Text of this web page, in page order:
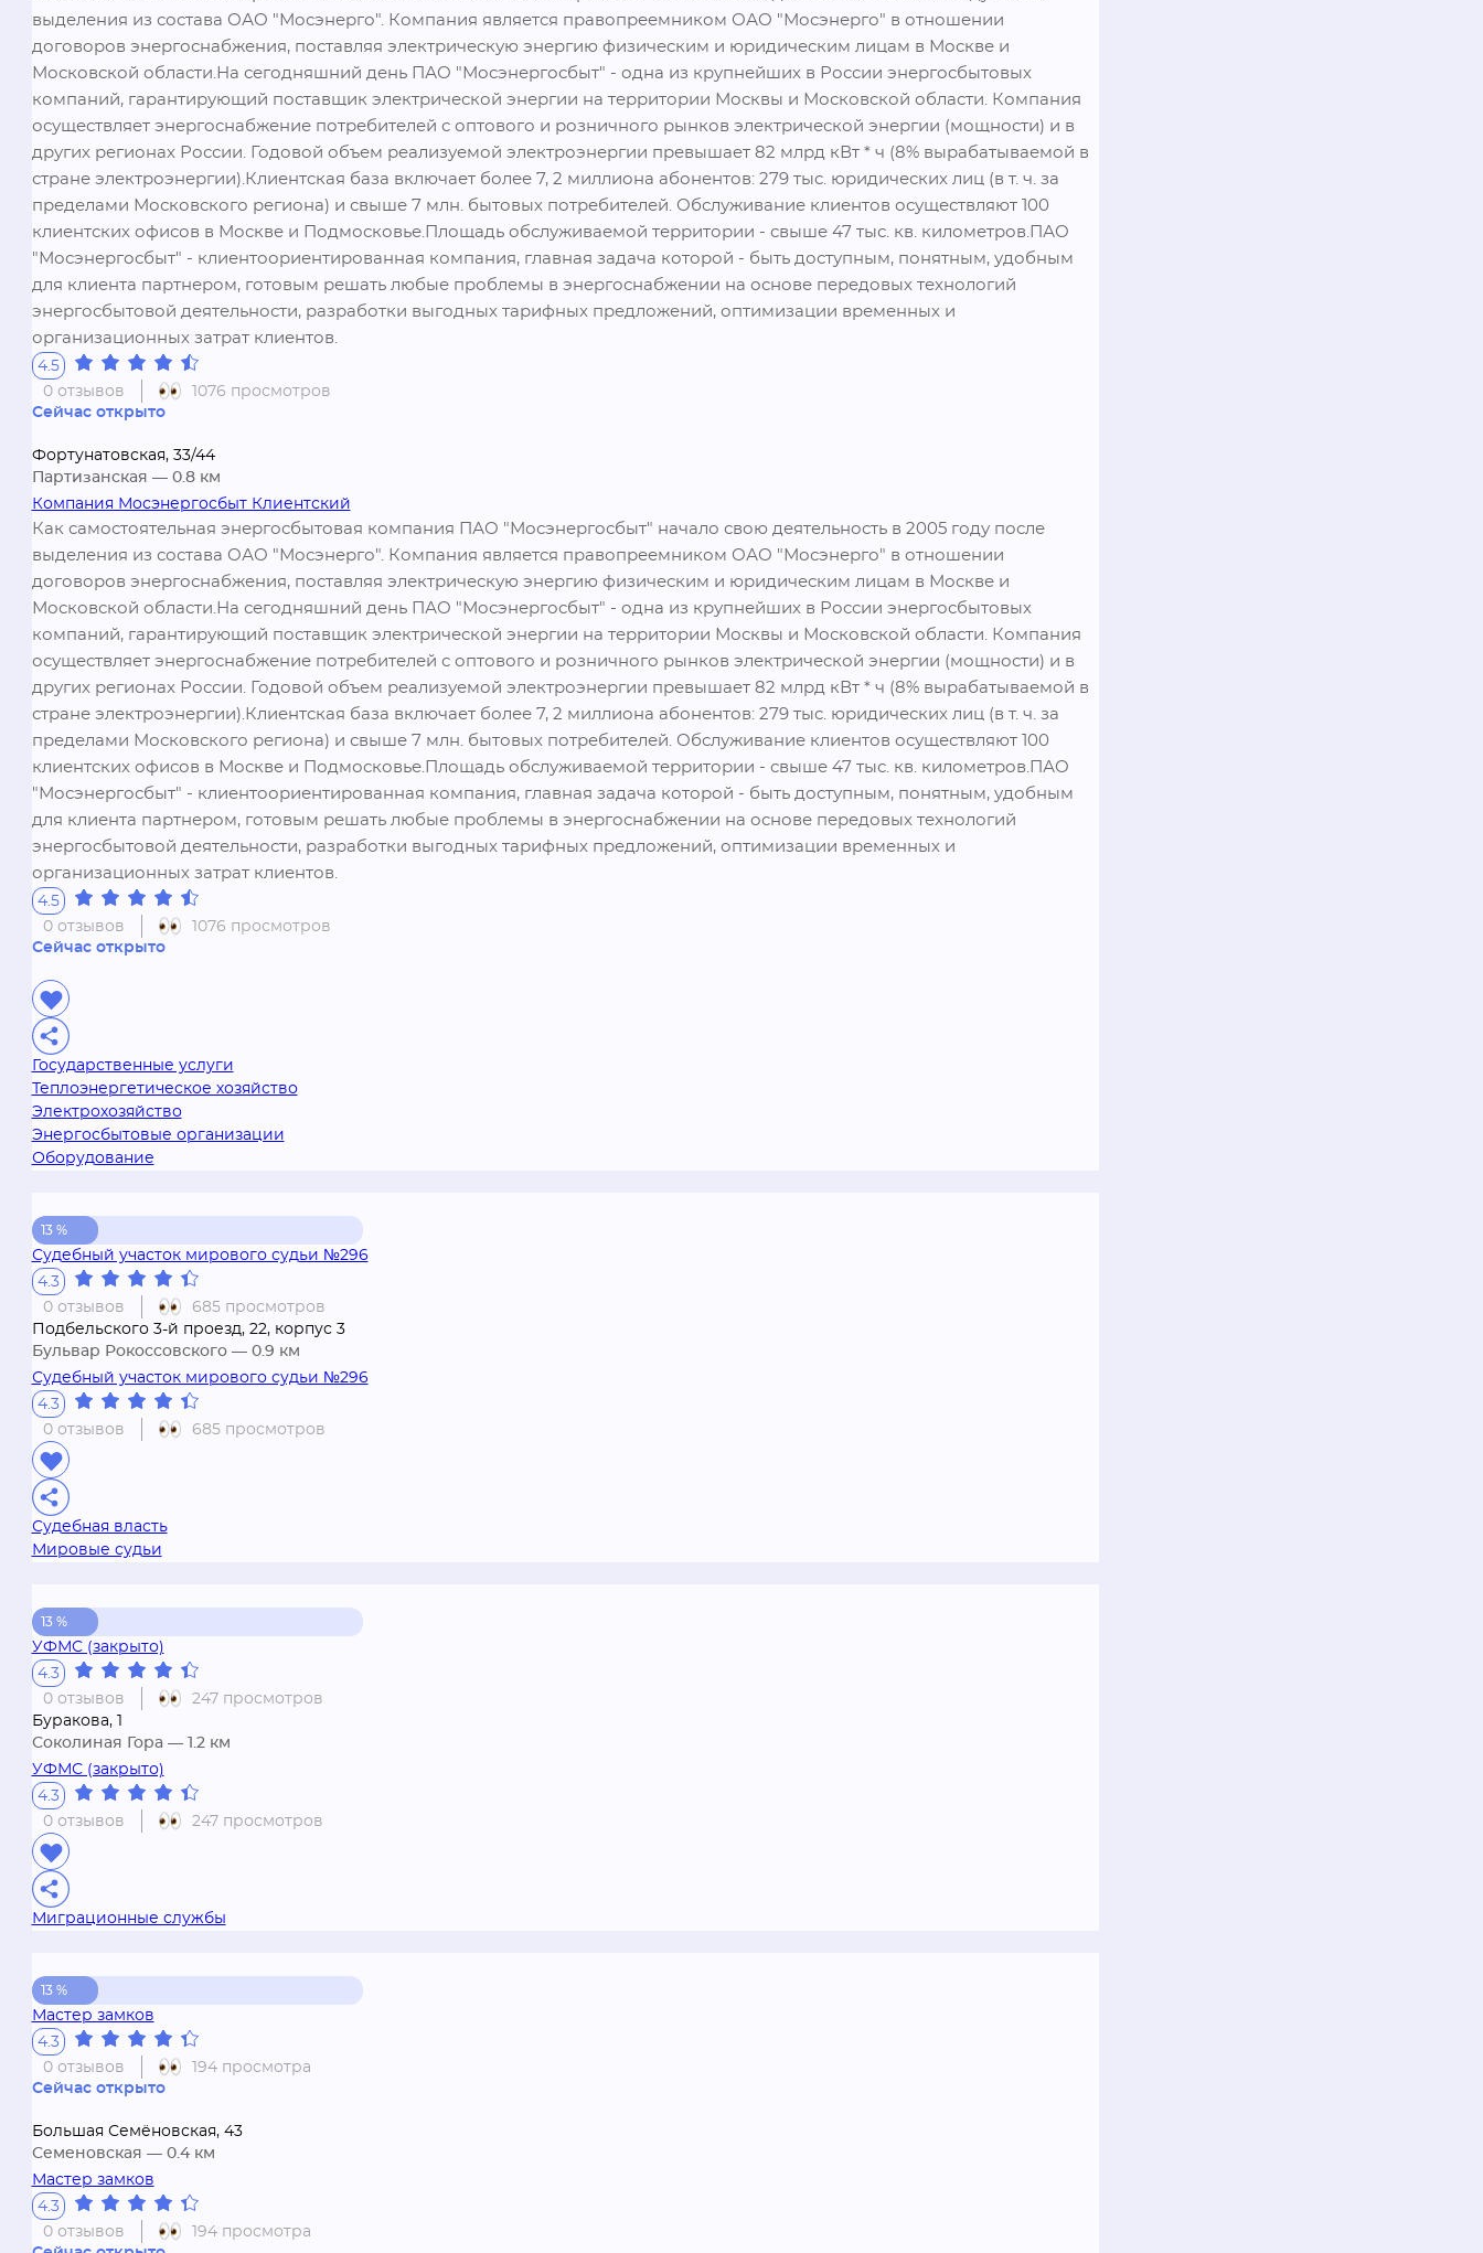
выделения из состава ОАО "Мосэнерго". Компания является правопреемником ОАО "Мосэнерго" в отношении
договоров энергоснабжения, поставляя электрическую энергию физическим и юридическим лицам в Москве и
Московской области.На сегодняшний день ПАО "Мосэнергосбыт" - одна из крупнейших в России энергосбытовых
компаний, гарантирующий поставщик электрической энергии на территории Москвы и Московской области. Компания
осуществляет энергоснабжение потребителей с оптового и розничного рынков электрической энергии (мощности) и в
других регионах России. Годовой объем реализуемой электроэнергии превышает 82 млрд кВт * ч (8% вырабатываемой в
стране электроэнергии).Клиентская база включает более 7, 2 миллиона абонентов: 279 тыс. юридических лиц (в т. ч. за
пределами Московского региона) и свыше 7 млн. бытовых потребителей. Обслуживание клиентов осуществляют 100
клиентских офисов в Москве и Подмосковье.Площадь обслуживаемой территории - свыше 47 тыс. кв. километров.ПАО
"Мосэнергосбыт" - клиентоориентированная компания, главная задача которой - быть доступным, понятным, удобным
для клиента партнером, готовым решать любые проблемы в энергоснабжении на основе передовых технологий
энергосбытовой деятельности, разработки выгодных тарифных предложений, оптимизации временных и
организационных затрат клиентов.
4.5
0 отзывов
1076 просмотров
Сейчас открыто
Фортунатовская, 33/44
Партизанская — 0.8 км
Компания Мосэнергосбыт Клиентский
Как самостоятельная энергосбытовая компания ПАО "Мосэнергосбыт" начало свою деятельность в 2005 году после
выделения из состава ОАО "Мосэнерго". Компания является правопреемником ОАО "Мосэнерго" в отношении
договоров энергоснабжения, поставляя электрическую энергию физическим и юридическим лицам в Москве и
Московской области.На сегодняшний день ПАО "Мосэнергосбыт" - одна из крупнейших в России энергосбытовых
компаний, гарантирующий поставщик электрической энергии на территории Москвы и Московской области. Компания
осуществляет энергоснабжение потребителей с оптового и розничного рынков электрической энергии (мощности) и в
других регионах России. Годовой объем реализуемой электроэнергии превышает 82 млрд кВт * ч (8% вырабатываемой в
стране электроэнергии).Клиентская база включает более 7, 2 миллиона абонентов: 279 тыс. юридических лиц (в т. ч. за
пределами Московского региона) и свыше 7 млн. бытовых потребителей. Обслуживание клиентов осуществляют 100
клиентских офисов в Москве и Подмосковье.Площадь обслуживаемой территории - свыше 47 тыс. кв. километров.ПАО
"Мосэнергосбыт" - клиентоориентированная компания, главная задача которой - быть доступным, понятным, удобным
для клиента партнером, готовым решать любые проблемы в энергоснабжении на основе передовых технологий
энергосбытовой деятельности, разработки выгодных тарифных предложений, оптимизации временных и
организационных затрат клиентов.
4.5
0 отзывов
1076 просмотров
Сейчас открыто
Государственные услуги
Теплоэнергетическое хозяйство
Электрохозяйство
Энергосбытовые организации
Оборудование
13 %
Судебный участок мирового судьи №296
4.3
0 отзывов
685 просмотров
Подбельского 3-й проезд, 22, корпус 3
Бульвар Рокоссовского — 0.9 км
Судебный участок мирового судьи №296
4.3
0 отзывов
685 просмотров
Судебная власть
Мировые судьи
13 %
УФМС (закрыто)
4.3
0 отзывов
247 просмотров
Буракова, 1
Соколиная Гора — 1.2 км
УФМС (закрыто)
4.3
0 отзывов
247 просмотров
Миграционные службы
13 %
Мастер замков
4.3
0 отзывов
194 просмотра
Сейчас открыто
Большая Семёновская, 43
Семеновская — 0.4 км
Мастер замков
4.3
0 отзывов
194 просмотра